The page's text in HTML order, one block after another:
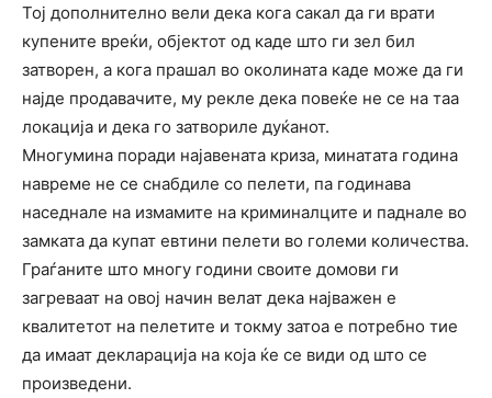
Тој дополнително вели дека кога сакал да ги врати
купените вреќи, објектот од каде што ги зел бил
затворен, а кога прашал во околината каде може да ги
најде продавачите, му рекле дека повеќе не се на таа
локација и дека го затвориле дуќанот.
Многумина поради најавената криза, минатата година
навреме не се снабдиле со пелети, па годинава
наседнале на измамите на криминалците и паднале во
замката да купат евтини пелети во големи количества.
Граѓаните што многу години своите домови ги
загреваат на овој начин велат дека најважен е
квалитетот на пелетите и токму затоа е потребно тие
да имаат декларација на која ќе се види од што се
произведени.